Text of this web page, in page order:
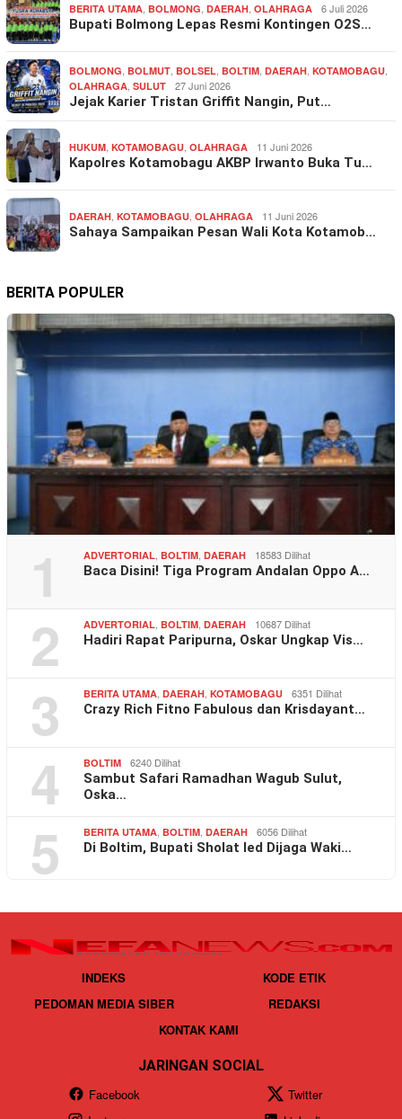
BERITA UTAMA BOLMONG DAERAH OLAHRAGA 6 Juli 2026
Bupati Bolmong Lepas Resmi Kontingen O2S…
BOLMONG BOLMUT BOLSEL BOLTIM DAERAH KOTAMOBAGU
OLAHRAGA SULUT 27 Juni 2026
Jejak Karier Tristan Griffit Nangin, Put…
HUKUM KOTAMOBAGU OLAHRAGA 11 Juni 2026
Kapolres Kotamobagu AKBP Irwanto Buka Tu…
DAERAH KOTAMOBAGU OLAHRAGA 11 Juni 2026
Sahaya Sampaikan Pesan Wali Kota Kotamob…
BERITA POPULER
1 ADVERTORIAL BOLTIM DAERAH 18583 Dilihat
Baca Disini! Tiga Program Andalan Oppo A…
2 ADVERTORIAL BOLTIM DAERAH 10687 Dilihat
Hadiri Rapat Paripurna, Oskar Ungkap Vis…
3 BERITA UTAMA DAERAH KOTAMOBAGU 6351 Dilihat
Crazy Rich Fitno Fabulous dan Krisdayant…
4 BOLTIM 6240 Dilihat
Sambut Safari Ramadhan Wagub Sulut,
Oska…
5 BERITA UTAMA BOLTIM DAERAH 6056 Dilihat
Di Boltim, Bupati Sholat Ied Dijaga Waki…
INDEKS
KODE ETIK
PEDOMAN MEDIA SIBER
REDAKSI
KONTAK KAMI
JARINGAN SOCIAL
Facebook
Twitter